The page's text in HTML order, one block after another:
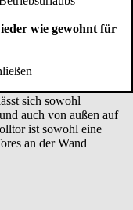
hinter der Öffnung
und
Garagentoreinbau
sich sowohl
auch von außen auf
ist sowohl eine
an der Wand
wie gewohnt für